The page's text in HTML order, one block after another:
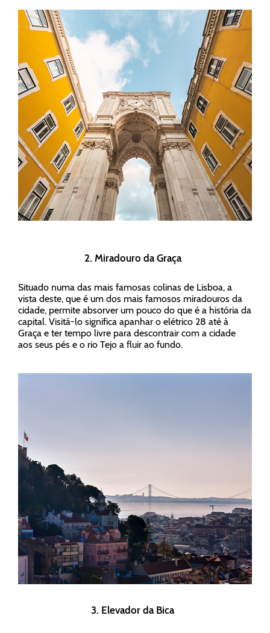
2. Miradouro da Graça
Situado numa das mais famosas colinas de Lisboa, a
vista deste, que é um dos mais famosos miradouros da
cidade, permite absorver um pouco do que é a história da
capital. Visitá-lo significa apanhar o elétrico 28 até à
Graça e ter tempo livre para descontrair com a cidade
aos seus pés e o rio Tejo a fluir ao fundo.
3. Elevador da Bica